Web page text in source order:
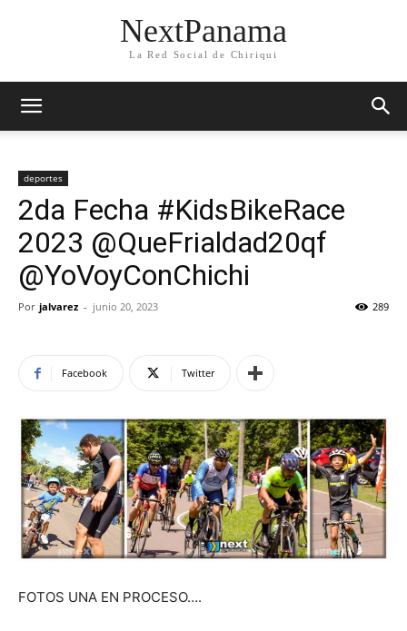
NextPanama
La Red Social de Chiriqui
deportes
2da Fecha #KidsBikeRace
2023 @QueFrialdad20qf
@YoVoyConChichi
Por jalvarez - junio 20, 2023 289
Facebook Twitter
FOTOS UNA EN PROCESO….